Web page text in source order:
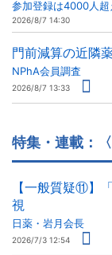
参加登録は4000人超
2026/8/7 14:30
門前減算の近隣
NPhA会員調査
2026/8/7 13:33
特集・連載：
【一般質疑⑪】
視
日薬・岩月会長
2026/7/3 12:54